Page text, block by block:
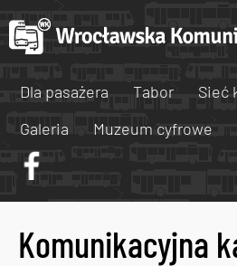
Dla pasażera Tabor
Sieć
Galeria
Muzeum cyfrowe
Komunikacyjna